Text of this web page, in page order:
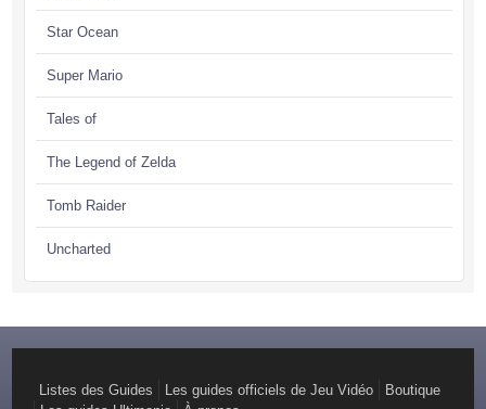
Star Ocean
Super Mario
Tales of
The Legend of Zelda
Tomb Raider
Uncharted
Listes des Guides Les guides officiels de Jeu Vidéo
Boutique